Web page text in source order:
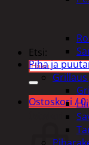
Etsi:
Ostoskori /
Piha ja